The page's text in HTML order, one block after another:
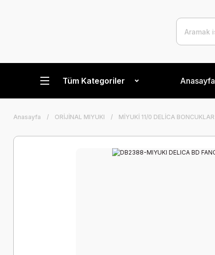
Tüm Kategoriler Anasayfa
Anasayfa ORİJİNAL MIYUKI MİYUKİ 11/0 DELİCA BONCUKLAR